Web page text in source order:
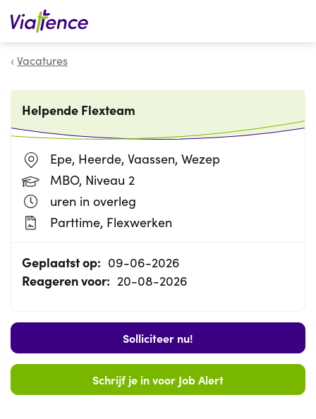
Zoeken
Vacatures
Helpende Flexteam
Epe, Heerde, Vaassen, Wezep
MBO, Niveau 2
uren in overleg
Parttime, Flexwerken
Geplaatst op: 09-06-2026
Reageren voor: 20-08-2026
Solliciteer nu!
Schrijf je in voor Job Alert